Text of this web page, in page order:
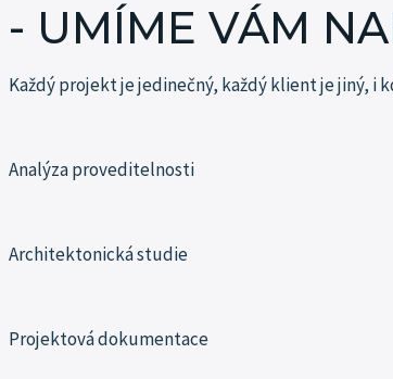
- UMÍME VÁM
Každý projekt je jedinečný, každý klient je jiný, i
Analýza proveditelnosti
Architektonická studie
Projektová dokumentace